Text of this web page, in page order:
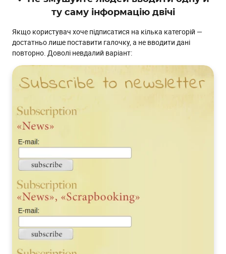
ту саму інформацію двічі
Якщо користувач хоче підписатися на кілька категорій —
достатньо лише поставити галочку, а не вводити дані
повторно. Доволі невдалий варіант: